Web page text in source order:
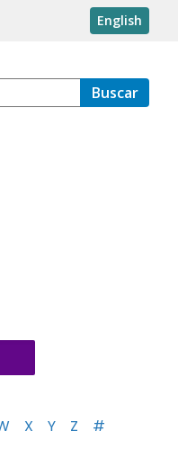
English
Buscar
X Y Z #